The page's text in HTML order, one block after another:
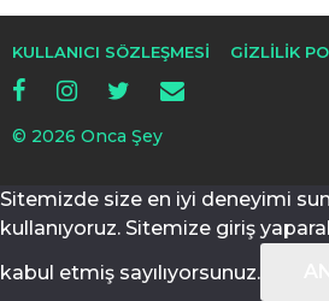
KULLANICI SÖZLEŞMESI GIZLILIK
© 2026 Onca Şey
Sitemizde size en iyi deneyimi
kullanıyoruz. Sitemize giriş
kabul etmiş sayılıyorsunuz.